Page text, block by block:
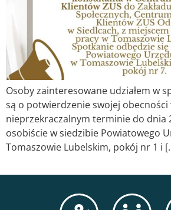
Osoby zainteresowane udziałem w
są o potwierdzenie swojej obecności
nieprzekraczalnym terminie do dnia
osobiście w siedzibie Powiatowego
Tomaszowie Lubelskim, pokój nr 1 i